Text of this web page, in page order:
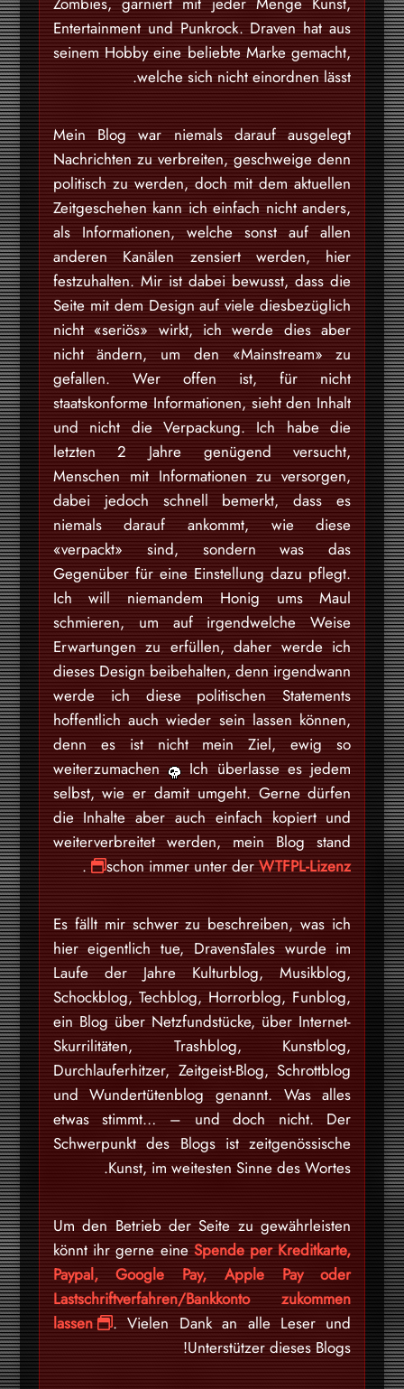
Entertainment und Punkrock. Draven hat aus
seinem Hobby eine beliebte Marke gemacht,
welche sich nicht einordnen lässt.
Mein Blog war niemals darauf ausgelegt
Nachrichten zu verbreiten, geschweige denn
politisch zu werden, doch mit dem aktuellen
Zeitgeschehen kann ich einfach nicht anders,
als Informationen, welche sonst auf allen
anderen Kanälen zensiert werden, hier
festzuhalten. Mir ist dabei bewusst, dass die
Seite mit dem Design auf viele diesbezüglich
nicht «seriös» wirkt, ich werde dies aber
nicht ändern, um den «Mainstream» zu
gefallen. Wer offen ist, für nicht
staatskonforme Informationen, sieht den Inhalt
und nicht die Verpackung. Ich habe die
letzten 2 Jahre genügend versucht,
Menschen mit Informationen zu versorgen,
dabei jedoch schnell bemerkt, dass es
niemals darauf ankommt, wie diese
«verpackt» sind, sondern was das
Gegenüber für eine Einstellung dazu pflegt.
Ich will niemandem Honig ums Maul
schmieren, um auf irgendwelche Weise
Erwartungen zu erfüllen, daher werde ich
dieses Design beibehalten, denn irgendwann
werde ich diese politischen Statements
hoffentlich auch wieder sein lassen können,
denn es ist nicht mein Ziel, ewig so
weiterzumachen
Ich überlasse es jedem
selbst, wie er damit umgeht. Gerne dürfen
die Inhalte aber auch einfach kopiert und
weiterverbreitet werden, mein Blog stand
schon immer unter derWTFPL-Lizenz
.
Es fällt mir schwer zu beschreiben, was ich
hier eigentlich tue, DravensTales wurde im
Laufe der Jahre Kulturblog, Musikblog,
Schockblog, Techblog, Horrorblog, Funblog,
ein Blog über Netzfundstücke, über Internet-
Skurrilitäten, Trashblog, Kunstblog,
Durchlauferhitzer, Zeitgeist-Blog, Schrottblog
und Wundertütenblog genannt. Was alles
etwas stimmt… – und doch nicht. Der
Schwerpunkt des Blogs ist zeitgenössische
Kunst, im weitesten Sinne des Wortes.
Um den Betrieb der Seite zu gewährleisten
könnt ihr gerne eine Spende per Kreditkarte,
Paypal, Google Pay, Apple Pay oder
Lastschriftverfahren/Bankkonto zukommen
lassen
. Vielen Dank an alle Leser und
Unterstützer dieses Blogs!